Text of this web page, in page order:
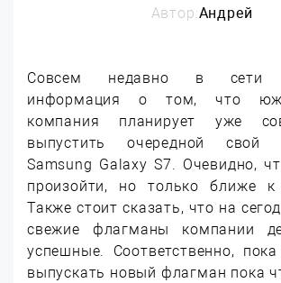
Автор:Андрей
Совсем недавно в сети
информация о том, что
компания планирует уже
выпустить очередной
Samsung Galaxy S7. Очевидно,
произойти, но только ближе к
Также стоит сказать, что на
свежие флагманы компании
успешные. Соответственно,
выпускать новый флагман пока